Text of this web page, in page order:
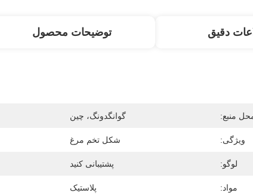
دقیق توضیحات محصول
منبع: گوانگدونگ، چین
ویژگی: شکل تخم مرغ
لوگو: پشتیبانی کنید
مواد: پلاستیک